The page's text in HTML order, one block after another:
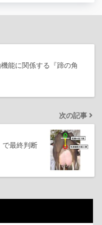
能に関係する『蹄の角
次の記事
で最終判断